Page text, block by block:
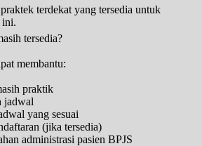
terdekat yang tersedia untuk
ini.
tersedia?
membantu:
praktik
jadwal
yang sesuai
(jika tersedia)
administrasi pasien BPJS